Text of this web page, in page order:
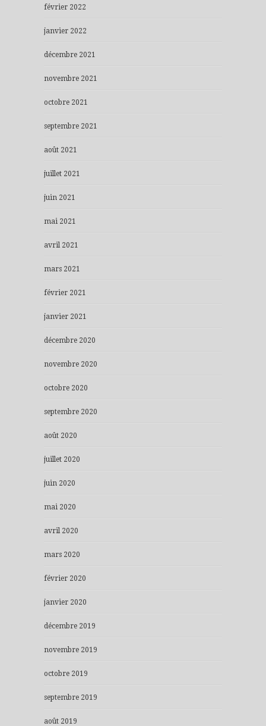
février 2022
janvier 2022
décembre 2021
novembre 2021
octobre 2021
septembre 2021
août 2021
juillet 2021
juin 2021
mai 2021
avril 2021
mars 2021
février 2021
janvier 2021
décembre 2020
novembre 2020
octobre 2020
septembre 2020
août 2020
juillet 2020
juin 2020
mai 2020
avril 2020
mars 2020
février 2020
janvier 2020
décembre 2019
novembre 2019
octobre 2019
septembre 2019
août 2019